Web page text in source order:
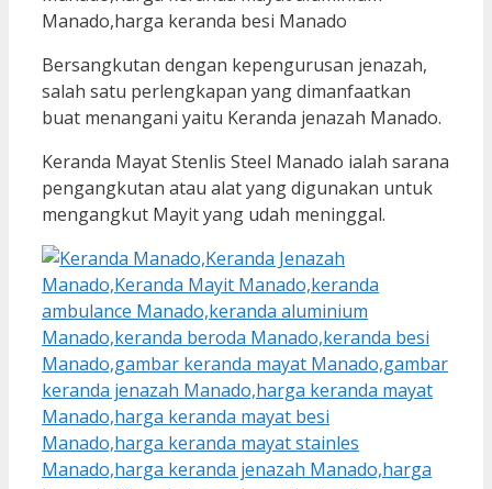
Bersangkutan dengan kepengurusan jenazah,
salah satu perlengkapan yang dimanfaatkan
buat menangani yaitu Keranda jenazah Manado.
Keranda Mayat Stenlis Steel Manado ialah sarana
pengangkutan atau alat yang digunakan untuk
mengangkut Mayit yang udah meninggal.